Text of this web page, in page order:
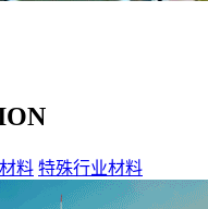
料 特殊行业材料